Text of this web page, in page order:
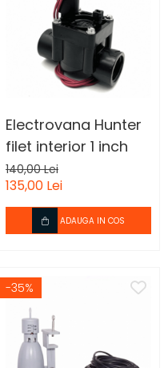
Electrovana Hunter
filet interior 1 inch
140,00 Lei
135,00 Lei
ADAUGA IN COS
-35%